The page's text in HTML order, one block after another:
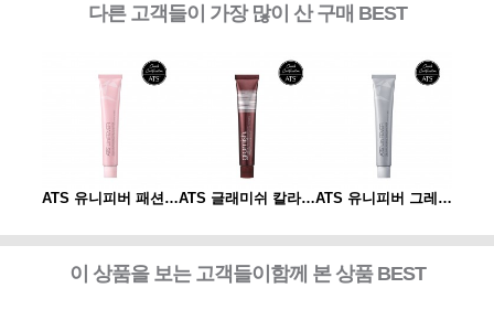
다른 고객들이 가장 많이 산 구매 BEST
ATS 유니피버 패션 컬러 80g ATS 글래미쉬 칼라 80g ATS 유니피버 그레이 컬러 80g
이 상품을 보는 고객들이함께 본 상품 BEST